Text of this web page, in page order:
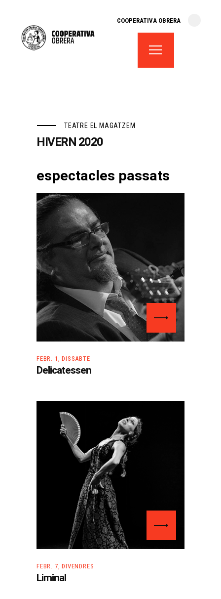
COOPERATIVA OBRERA
fes-te soci
TEATRE EL MAGATZEM
HIVERN 2020
espectacles passats
FEBR. 1, DISSABTE
Delicatessen
FEBR. 7, DIVENDRES
Liminal